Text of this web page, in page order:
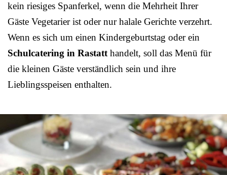
kein riesiges Spanferkel, wenn die Mehrheit Ihrer
Gäste Vegetarier ist oder nur halale Gerichte verzehrt.
Wenn es sich um einen Kindergeburtstag oder ein
Schulcatering in Rastatthandelt, soll das Menü für
die kleinen Gäste verständlich sein und ihre
Lieblingsspeisen enthalten.